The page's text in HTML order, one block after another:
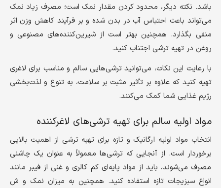
باشد. نکته دیگر، محدود کردن مقدار نمک است؛ مصرف زیاد نمک
می‌تواند باعث احتباس آب در بدن شده و بر فرآیند کاهش وزن اثر
منفی بگذارد. همچنین بهتر است از شیرین‌کننده‌های مصنوعی و
روغن در تهیه ترشی اجتناب کنید.
با رعایت این نکات، می‌توانید ترشی‌هایی سالم و مناسب برای لاغری
تهیه کنید که علاوه بر تأثیر مثبت بر سلامت، به تنوع و لذت‌بخشی
رژیم غذایی شما کمک می‌کنند.
مواد اولیه سالم برای تهیه ترشی‌های لاغرکننده
انتخاب مواد اولیه ارگانیک و تازه برای تهیه ترشی از اهمیت بالایی
برخوردار است. از آنجایی که ترشی‌ها معمولاً به عنوان یک چاشنی
مصرف می‌شوند، باید از مواد پایه‌ای کم کالری و غنی از فیبر مانند
انواع سبزیجات تازه استفاده کنید. همچنین به میزان نمک و ش